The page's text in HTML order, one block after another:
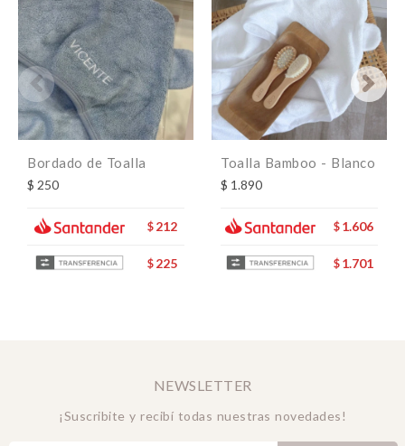
Bordado de Toalla
$ 250
$ 212
$ 225
Toalla Bamboo - Blanco
$ 1.890
$ 1.606
$ 1.701
NEWSLETTER
¡Suscribite y recibí todas nuestras novedades!